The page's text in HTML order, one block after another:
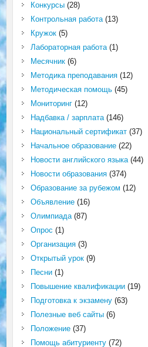
Конкурсы(28)
Контрольная работа(13)
Кружок(5)
Лабораторная работа(1)
Месячник(6)
Методика преподавания(12)
Методическая помощь(45)
Мониторинг(12)
Надбавка / зарплата(146)
Национальный сертификат(37)
Начальное образование(22)
Новости английского языка(44)
Новости образования(374)
Образование за рубежом (12)
Объявление(16)
Олимпиада(87)
Опрос (1)
Организация(3)
Открытый урок(9)
Песни(1)
Повышение квалификации(19)
Подготовка к экзамену(63)
Полезные веб сайты(6)
Положение(37)
Помощь абитуриенту(72)